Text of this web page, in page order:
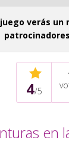
verás un
4/5
en